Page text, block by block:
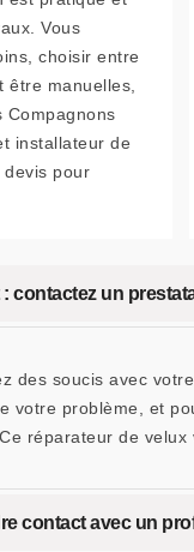
Vous
choisir entre
être manuelles,
Compagnons
installateur de
pour
contactez un
des soucis avec
votre problème, et
réparateur de
contact avec un